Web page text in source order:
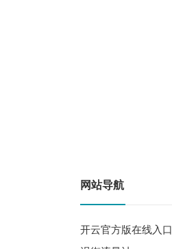
网站导航
开云官方版在线入口